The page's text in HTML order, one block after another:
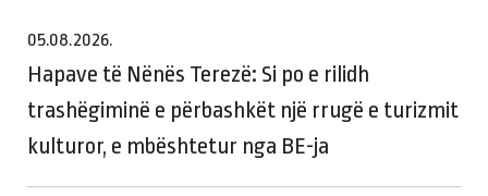
05.08.2026.
Hapave të Nënës Terezë: Si po e rilidh
trashëgiminë e përbashkët një rrugë e turizmit
kulturor, e mbështetur nga BE-ja